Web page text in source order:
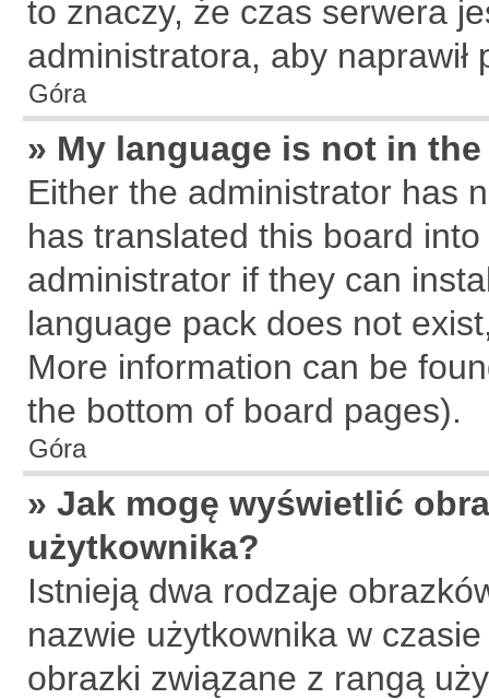
to znaczy, że czas serwera
administratora, aby naprawił
Góra
» My language is not in
Either the administrator has
has translated this board
administrator if they can
language pack does not
More information can be
the bottom of board pages).
Góra
» Jak mogę wyświetlić
użytkownika?
Istnieją dwa rodzaje
nazwie użytkownika w
obrazki związane z rangą